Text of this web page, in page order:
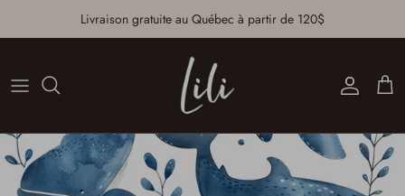
Aller au contenuLivraison gratuite au Québec à partir de 120$
Compte